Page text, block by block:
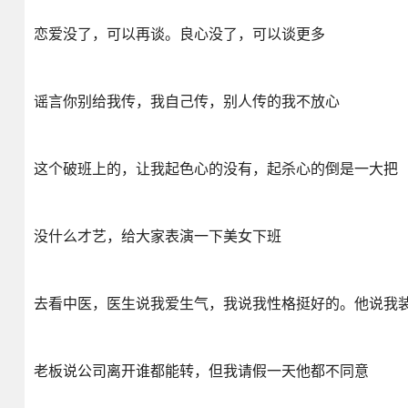
恋爱没了，可以再谈。良心没了，可以谈更多
谣言你别给我传，我自己传，别人传的我不放心
这个破班上的，让我起色心的没有，起杀心的倒是一大把
没什么才艺，给大家表演一下美女下班
去看中医，医生说我爱生气，我说我性格挺好的。他说我
老板说公司离开谁都能转，但我请假一天他都不同意